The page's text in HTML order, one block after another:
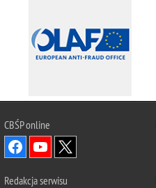
CBŚPonline
Redakcja serwisu